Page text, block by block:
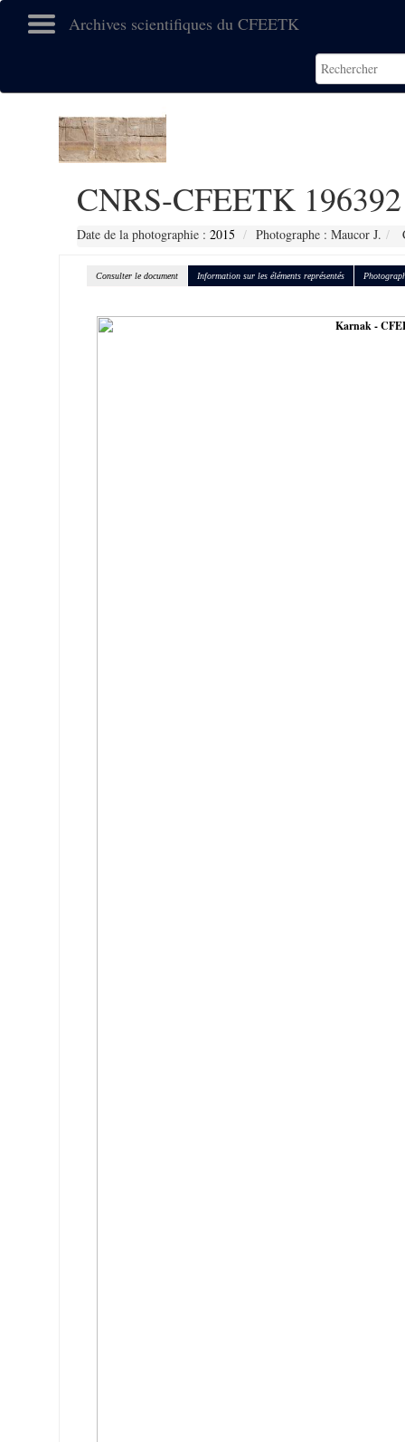
Archives scientifiques du CFEETK
CNRS-CFEETK 196392
Date de la photographie : 2015 Photographe : Maucor J.
Consulter le document Information sur les éléments représentés